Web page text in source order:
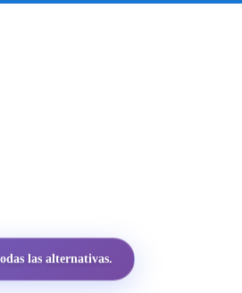
las alternativas.